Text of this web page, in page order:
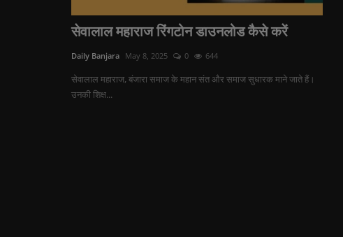
सेवालाल महाराज रिंगटोन डाउनलोड कैसे करें
Daily Banjara May 8, 2025 0 644
सेवालाल महाराज, बंजारा समाज के महान संत और समाज सुधारक माने जाते हैं।
उनकी शिक्ष...